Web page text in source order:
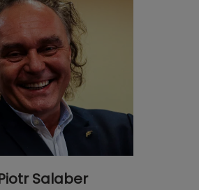
Salaber